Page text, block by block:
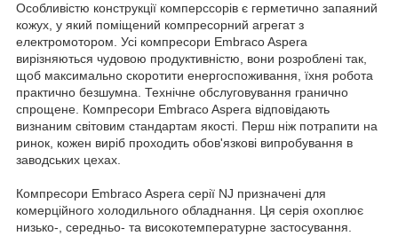
Особливістю конструкції комперссорів є герметично запаяний
кожух, у який поміщений компресорний агрегат з
електромотором. Усі компресори Embraco Aspera
вирізняються чудовою продуктивністю, вони розроблені так,
щоб максимально скоротити енергоспоживання, їхня робота
практично безшумна. Технічне обслуговування гранично
спрощене. Компресори Embraco Aspera відповідають
визнаним світовим стандартам якості. Перш ніж потрапити на
ринок, кожен виріб проходить обов'язкові випробування в
заводських цехах.
Компресори Embraco Aspera серії NJ призначені для
комерційного холодильного обладнання. Ця серія охоплює
низько-, середньо- та високотемпературне застосування.